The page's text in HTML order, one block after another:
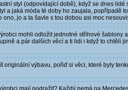
styl (odpovídající době), když se dnes
a jaká móda té doby ho zaujala, popřípadě
jo a ta šavle s tou dobou asi moc
mohli odložit jednotné střihové šablony
a pár dalších věcí a ti lidi i když to chtěli
originální výbavu, pořiď si věci, které byly
mají podražit? Každý nemá na